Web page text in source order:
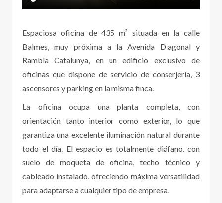
Espaciosa oficina de 435 m² situada en la calle
Balmes, muy próxima a la Avenida Diagonal y
Rambla Catalunya, en un edificio exclusivo de
oficinas que dispone de servicio de conserjería, 3
ascensores y parking en la misma finca.
La oficina ocupa una planta completa, con
orientación tanto interior como exterior, lo que
garantiza una excelente iluminación natural durante
todo el día. El espacio es totalmente diáfano, con
suelo de moqueta de oficina, techo técnico y
cableado instalado, ofreciendo máxima versatilidad
para adaptarse a cualquier tipo de empresa.